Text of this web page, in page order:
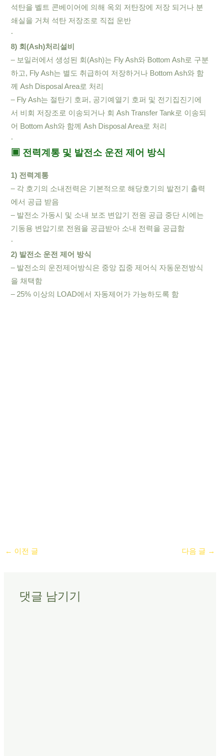
석탄을 벨트 콘베이어에 의해 옥외 저탄장에 저장 되거나 분
쇄실을 거쳐 석탄 저장조로 직접 운반
⋅
8) 회(Ash)처리설비
– 보일러에서 생성된 회(Ash)는 Fly Ash와 Bottom Ash로 구분
하고, Fly Ash는 별도 취급하여 저장하거나 Bottom Ash와 함
께 Ash Disposal Area로 처리
– Fly Ash는 절탄기 호퍼, 공기예열기 호퍼 및 전기집진기에
서 비회 저장조로 이송되거나 회 Ash Transfer Tank로 이송되
어 Bottom Ash와 함께 Ash Disposal Area로 처리
⋅
▣ 전력계통 및 발전소 운전 제어 방식
1) 전력계통
– 각 호기의 소내전력은 기본적으로 해당호기의 발전기 출력
에서 공급 받음
– 발전소 가동시 및 소내 보조 변압기 전원 공급 중단 시에는
기동용 변압기로 전원을 공급받아 소내 전력을 공급함
⋅
2) 발전소 운전 제어 방식
– 발전소의 운전제어방식은 중앙 집중 제어식 자동운전방식
을 채택함
– 25% 이상의 LOAD에서 자동제어가 가능하도록 함
← 이전 글 다음 글 →
댓글 남기기